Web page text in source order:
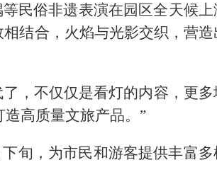
民俗非遗表演在园区全天候上
结合，火焰与光影交织，营造
，不仅仅是看灯的内容，更多
高质量文旅产品。”
旬，为市民和游客提供丰富多